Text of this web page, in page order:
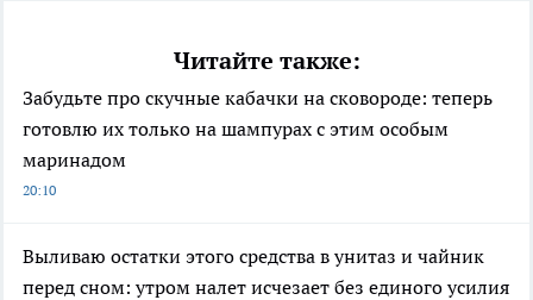
Читайте также:
Забудьте про скучные кабачки на сковороде: теперь
готовлю их только на шампурах с этим особым
маринадом
20:10
Выливаю остатки этого средства в унитаз и чайник
перед сном: утром налет исчезает без единого усилия